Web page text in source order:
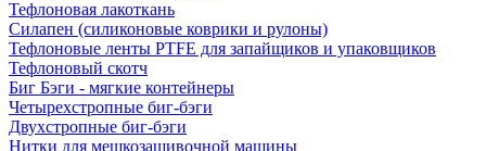
Тефлоновая лакоткань
Силапен (силиконовые коврики и рулоны)
Тефлоновые ленты PTFE для запайщиков и упаковщиков
Тефлоновый скотч
Биг Бэги - мягкие контейнеры
Четырехстропные биг-бэги
Двухстропные биг-бэги
Нитки для мешкозашивочной машины